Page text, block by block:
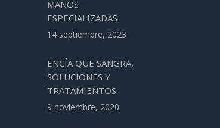
MANOS
ESPECIALIZADAS
14 septiembre, 2023
ENCÍA QUE SANGRA,
SOLUCIONES Y
TRATAMIENTOS
9 noviembre, 2020